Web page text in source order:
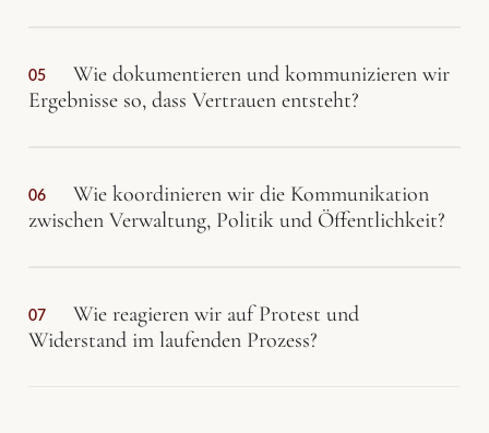
05
Wie dokumentieren und kommunizieren wir
Ergebnisse so, dass Vertrauen entsteht?
06
Wie koordinieren wir die Kommunikation
zwischen Verwaltung, Politik und Öffentlichkeit?
07
Wie reagieren wir auf Protest und
Widerstand im laufenden Prozess?